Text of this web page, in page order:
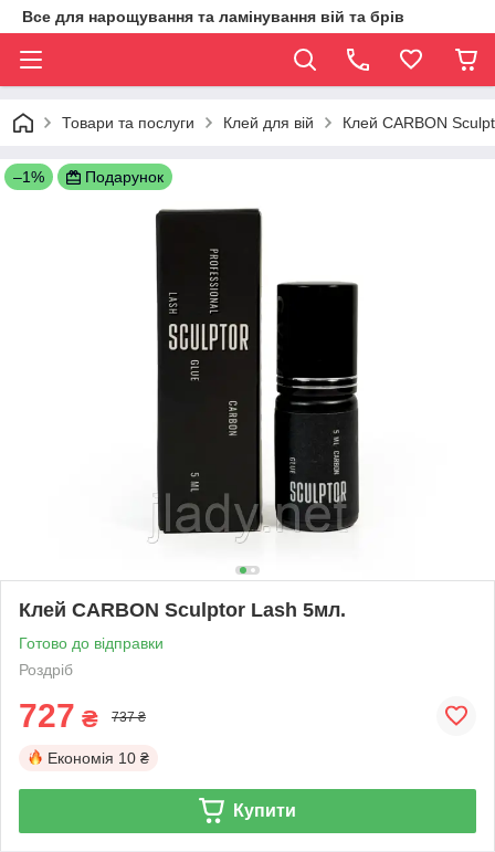
Все для нарощування та ламінування вій та брів
Товари та послуги Клей для вій Клей CARBON
–1% Подарунок
Клей CARBON Sculptor Lash 5мл.
Готово до відправки
Роздріб
727 ₴ 737 ₴
Економія 10 ₴
Купити